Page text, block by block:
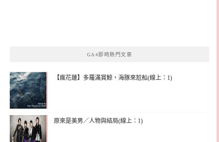
GA4即時熱門文章
【瘋花蓮】多羅滿賞鯨，海豚來尬船(線上：1)
原來是美男／人物與結局(線上：1)